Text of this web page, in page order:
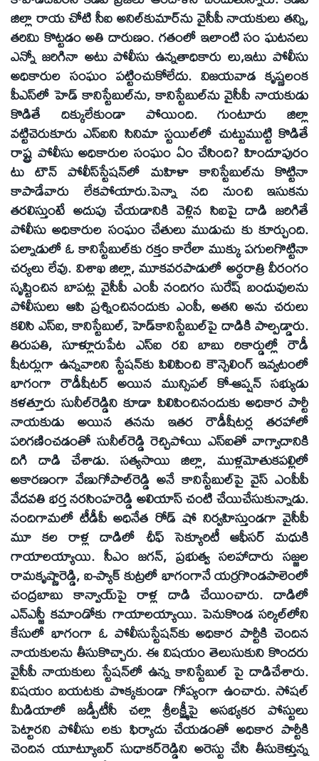
జిల్లా రాయ చోటి సీఐ అనిల్‌కుమార్‌ను వైసీపీ నాయకులు తన్ని,
తరిమి కొట్టడం అతి దారుణం. గతంలో ఇలాంటి సం ఘటనలు
ఎన్నో జరిగినా అటు పోలీసు ఉన్నతాధికారు లు,ఇటు పోలీసు
అధికారుల సంఘం పట్టించుకోలేదు. విజయవాడ కృష్ణలంక
పీఎస్‌లో హెడ్‌ కానిస్టేబుల్‌ను, కానిస్టేబుల్‌ను వైసీపీ నాయకుడు
కొడితే దిక్కులేకుండా పోయింది. గుంటూరు జిల్లా
వట్టిచెరుకూరు ఎస్‌ఐని సినిమా స్టయిల్‌లో చుట్టుముట్టి కొడితే
రాష్ట్ర పోలీసు అధికారుల సంఘం ఏం చేసింది? హిందూపురం
టు టౌన్‌ పోలీస్‌స్టేషన్‌లో మహిళా కానిస్టేబుల్‌ను కొట్టినా
కాపాడేవారు లేకపోయారు.పెన్నా నది నుంచి ఇసుకను
తరలిస్తుంటే అదుపు చేయడానికి వెళ్లిన సిఐపై దాడి జరిగితే
పోలీసు అధికారుల సంఘం చేతులు ముడుచు కు కూర్చుంది.
పల్నాడులో ఓ కానిస్టేబుల్‌కు రక్తం కారేలా ముక్కు పగులగొట్టినా
చర్యలు లేవు. విశాఖ జిల్లా, మూకవరపాడులో అర్థరాత్రి వీరంగం
సృష్టించిన బాపట్ల వైసీపీ ఎంపీ నందిగం సురేష్‌ బంధువులను
పోలీసులు ఆపి ప్రశ్నించినందుకు ఎంపీ, అతని అను చరులు
కలిసి ఎస్‌ఐ, కానిస్టేబుల్‌, హెడ్‌కానిస్టేబుల్‌పై దాడికి పాల్పడ్డారు.
తిరుపతి, సూళ్లూరుపేట ఎస్‌ఐ రవి బాబు రికార్డుల్లో రౌడీ
షీటర్లుగా ఉన్నవారిని స్టేషన్‌కు పిలిపించి కౌన్సెలింగ్‌ ఇవ్వటంలో
భాగంగా రౌడీషీటర్‌ అయిన మున్సిపల్‌ కో-ఆప్షన్‌ సభ్యుడు
కళత్తూరు సునీల్‌రెడ్డిని కూడా పిలిపించినందుకు అధికార పార్టీ
నాయకుడు అయిన తనను ఇతర రౌడీషీటర్ల తరహాలో
పరిగణించడంతో సునీల్‌రెడ్డి రెచ్చిపోయి ఎస్‌ఐతో వాగ్వాదానికి
దిగి దాడి చేశాడు. సత్యసాయి జిల్లా, ముళ్లమోతుకపల్లిలో
అకారణంగా వేణుగోపాల్‌రెడ్డి అనే కానిస్టేబుల్‌పై వైస్‌ ఎంపీపీ
వేదవతి భర్త నరసింహరెడ్డి అలియాస్‌ చంటి చేయిచేసుకున్నాడు.
నందిగామలో టీడీపీ అధినేత రోడ్‌ షో నిర్వహిస్తుండగా వైసీపీ
మూ కల రాళ్ల దాడిలో ఛీఫ్‌ సెక్యూరిటీ ఆఫీసర్‌ మధుకి
గాయాలయ్యాయి. సీఎం జగన్‌, ప్రభుత్వ సలహాదారు సజ్జల
రామకృష్ణారెడ్డి, ఐ-ప్యాక్‌ కుట్రలో భాగంగానే యర్రగొండపాలెంలో
చంద్రబాబు కాన్వాయ్‌పై రాళ్ల దాడి చేయించారు. దాడిలో
ఎన్‌ఎస్జీ కమాండోకు గాయాలయ్యాయి. పెనుకొండ సర్కిల్‌లోని
కేసులో భాగంగా ఓ పోలీసుస్టేషన్‌కు అధికార పార్టీకి చెందిన
నాయకులను తీసుకొచ్చారు. ఈ విషయం తెలుసుకుని కొందరు
వైసీపీ నాయకులు స్టేషన్‌లో ఉన్న కానిస్టేబుల్‌ పై దాడిచేశారు.
విషయం బయటకు పొక్కకుండా గోప్యంగా ఉంచారు. సోషల్‌
మీడియాలో జడ్పీటీసీ చల్లా శ్రీలక్ష్మీపై అసభ్యకర పోస్టులు
పెట్టారని పోలీసు లకు ఫిర్యాదు చేయడంతో అధికార పార్టీకి
చెందిన యూట్యూబర్‌ సుధాకర్‌రెడ్డిని అరెస్టు చేసి తీసుకెళ్తున్న